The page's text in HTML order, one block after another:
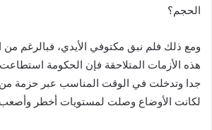
الحجم؟
ومع ذلك فلم نبق مكتوفي الأيدي، فبالرغم من
هذه الأزمات المتلاحقة فإن الحكومة استطاعت
جدا وتدخلت في الوقت المناسب عبر حزمة من
لكانت الأوضاع وصلت لمستويات أخطر